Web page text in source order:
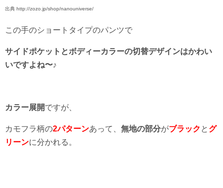
出典 http://zozo.jp/shop/nanouniverse/
この手のショートタイプのパンツで
サイドポケットとボディーカラーの切替デザインはかわい
いですよね〜♪
カラー展開ですが、
カモフラ柄の2パターンあって、 無地の部分がブラック と グ
リーンに分かれる。